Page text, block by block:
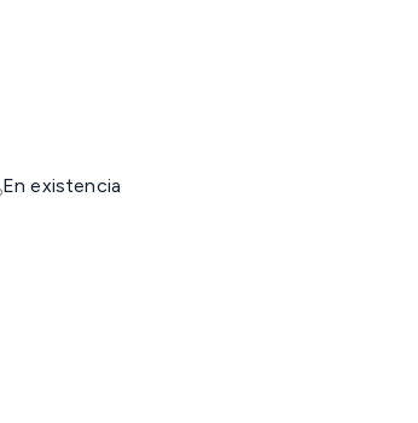
En existencia